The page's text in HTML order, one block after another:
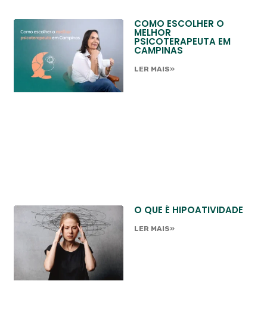
COMO ESCOLHER O
MELHOR
PSICOTERAPEUTA EM
CAMPINAS
LER MAIS»
O QUE É HIPOATIVIDADE
LER MAIS»